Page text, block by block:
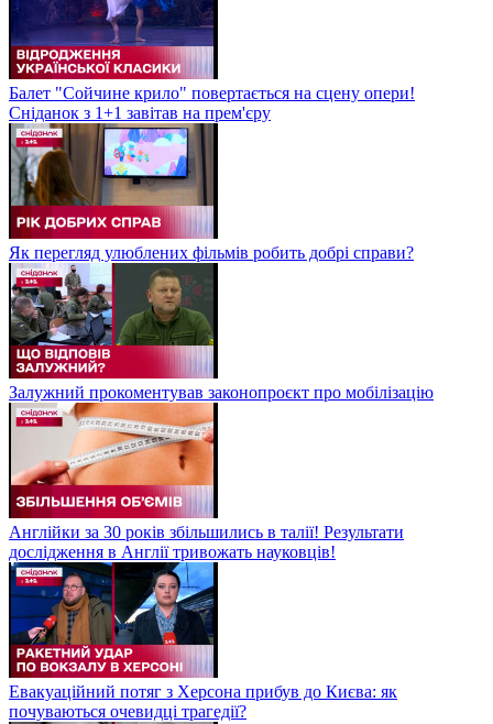
Балет "Сойчине крило" повертається на сцену опери!
Сніданок з 1+1 завітав на прем'єру
Як перегляд улюблених фільмів робить добрі справи?
Залужний прокоментував законопроєкт про мобілізацію
Англійки за 30 років збільшились в талії! Результати
дослідження в Англії тривожать науковців!
Евакуаційний потяг з Херсона прибув до Києва: як
почуваються очевидці трагедії?